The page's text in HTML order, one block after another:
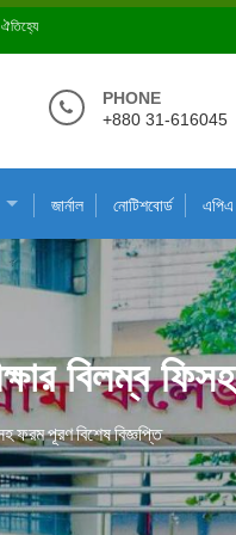
ঐতিহ্যে
PHONE
+880 31-616045
জার্নাল নোটিশবোর্ড এপিএ
বিলম্ব
ফরম পূরণ বিশেষ বিজ্ঞপ্তি